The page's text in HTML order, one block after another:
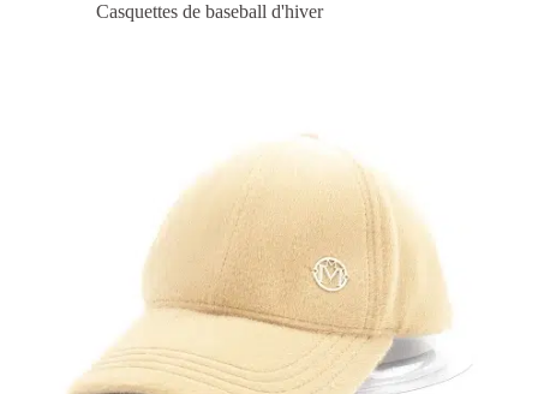
Casquettes de baseball d'hiver